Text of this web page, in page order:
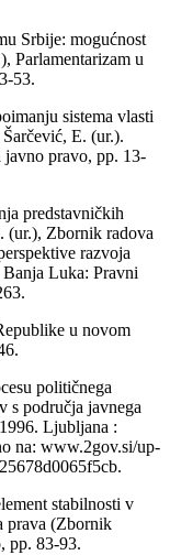
Srbije: mogućnost
Parlamentarizam u
53.
sistema vlasti
E. (ur.).
javno pravo, pp. 13-
predstavničkih
(ur.), Zbornik radova
razvoja
Luka: Pravni
u novom
političnega
s područja javnega
Ljubljana :
na: www.2gov.si/up-
stabilnosti v
prava (Zbornik
pp. 83-93.